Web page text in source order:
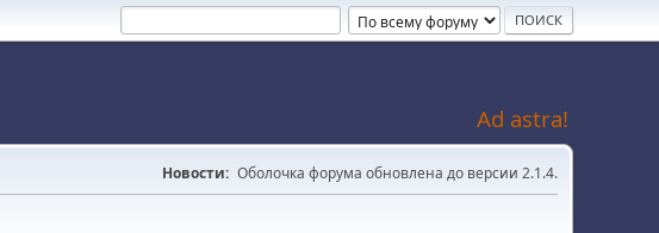
Ad astra!
Новости: Оболочка форума обновлена до версии 2.1.4.